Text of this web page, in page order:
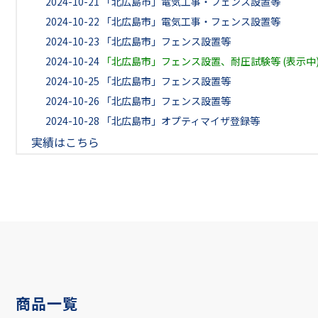
2024-10-22
「北広島市」電気工事・フェンス設置等
2024-10-23
「北広島市」フェンス設置等
2024-10-24 「北広島市」フェンス設置、耐圧試験等 (表示
2024-10-25
「北広島市」フェンス設置等
2024-10-26
「北広島市」フェンス設置等
2024-10-28
「北広島市」オプティマイザ登録等
実績はこちら
商品一覧